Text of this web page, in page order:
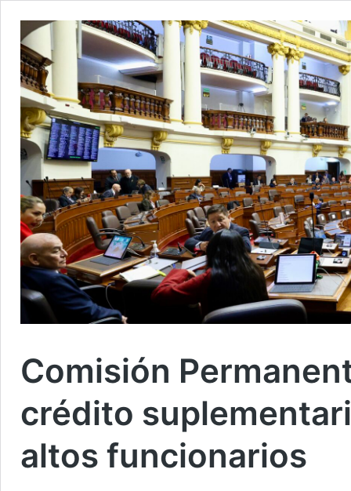
Comisión
crédito
altos funcionarios